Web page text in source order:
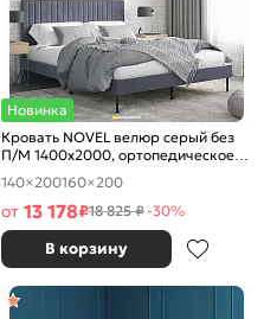
Новинка
Кровать NOVEL велюр серый без
П/М 1400x2000, ортопедическое
основание, изголовье мягкое
140×200160×200
от 13 178₽18 825 ₽-30%
В корзину